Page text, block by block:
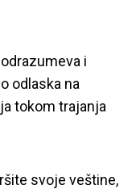
i
odlaska na
tokom trajanja
svoje veštine,